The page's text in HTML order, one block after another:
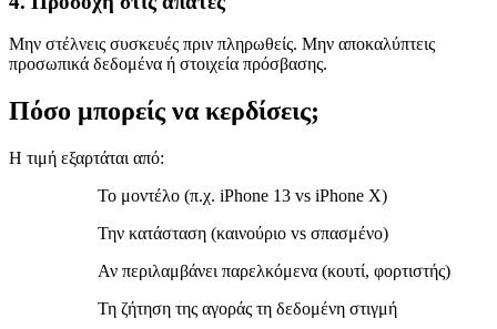
Μην στέλνεις συσκευές πριν πληρωθείς. Μην αποκαλύπτεις
προσωπικά δεδομένα ή στοιχεία πρόσβασης.
Πόσο μπορείς να κερδίσεις;
Η τιμή εξαρτάται από:
Το μοντέλο (π.χ. iPhone 13 vs iPhone X)
Την κατάσταση (καινούριο vs σπασμένο)
Αν περιλαμβάνει παρελκόμενα (κουτί, φορτιστής)
Τη ζήτηση της αγοράς τη δεδομένη στιγμή